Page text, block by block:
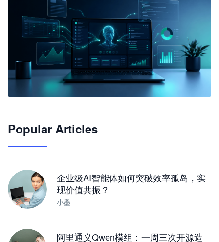
JimoClaw 桌面 AI Agent 工作台
Popular Articles
企业级AI智能体如何突破效率孤岛，实
现价值共振？
小墨
阿里通义Qwen模组：一周三次开源造